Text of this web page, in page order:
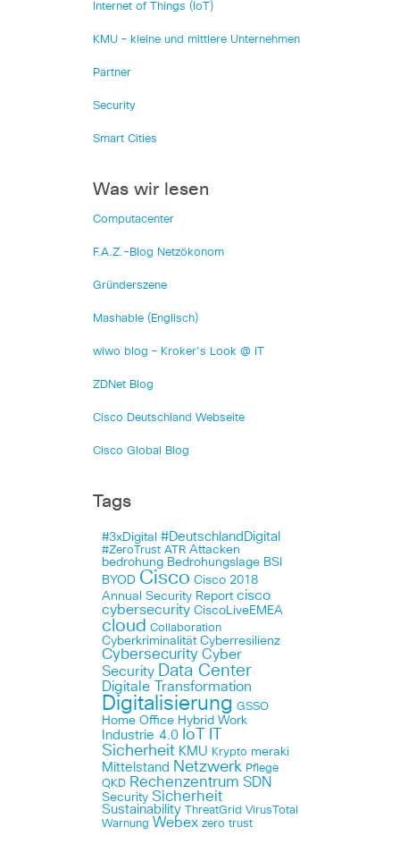
Internet of Things (IoT)
KMU – kleine und mittlere Unternehmen
Partner
Security
Smart Cities
Was wir lesen
Computacenter
F.A.Z.-Blog Netzökonom
Gründerszene
Mashable (Englisch)
wiwo blog – Kroker's Look @ IT
ZDNet Blog
Cisco Deutschland Webseite
Cisco Global Blog
Tags
#3xDigital #DeutschlandDigital
#ZeroTrust ATR Attacken
bedrohung Bedrohungslage BSI
BYOD Cisco Cisco 2018
Annual Security Report cisco
cybersecurity CiscoLiveEMEA
cloud Collaboration
Cyberkriminalität Cyberresilienz
Cybersecurity Cyber
Security Data Center
Digitale Transformation
Digitalisierung GSSO
Home Office Hybrid Work
Industrie 4.0 IoT
Sicherheit KMU Krypto meraki
Mittelstand Netzwerk Pflege
QKD Rechenzentrum SDN
Security Sicherheit
Sustainability ThreatGrid VirusTotal
Warnung Webex zero trust